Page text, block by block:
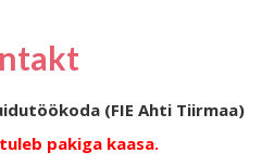
(FIE Ahti Tiirmaa)
pakiga kaasa.